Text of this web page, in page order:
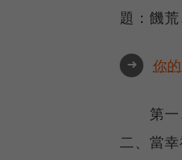
題：饑
➜ 你
第一
二、當